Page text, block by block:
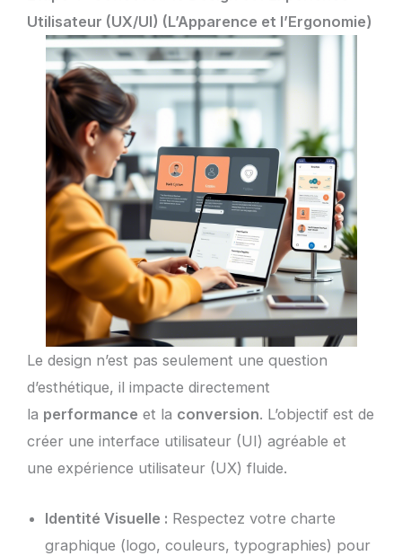
Utilisateur (UX/UI) (L’Apparence et l’Ergonomie)
Le design n’est pas seulement une question
d’esthétique, il impacte directement
la performance et la conversion. L’objectif est de
créer une interface utilisateur (UI) agréable et
une expérience utilisateur (UX) fluide.
Identité Visuelle : Respectez votre charte
graphique (logo, couleurs, typographies) pour